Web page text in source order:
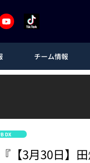
チーム情報
DX
『【3月30日】